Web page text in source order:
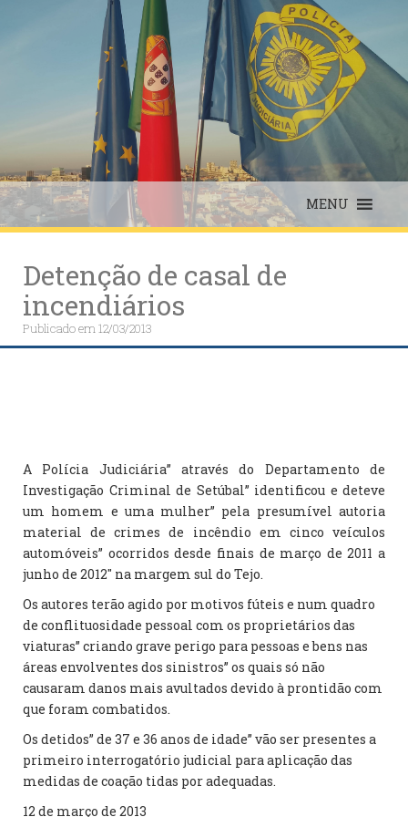
MENU
Detenção de casal de
incendiários
Publicado em12/03/2013
A Polícia Judiciária” através do Departamento de
Investigação Criminal de Setúbal” identificou e deteve
um homem e uma mulher” pela presumível autoria
material de crimes de incêndio em cinco veículos
automóveis” ocorridos desde finais de março de 2011 a
junho de 2012″ na margem sul do Tejo.
Os autores terão agido por motivos fúteis e num quadro
de conflituosidade pessoal com os proprietários das
viaturas” criando grave perigo para pessoas e bens nas
áreas envolventes dos sinistros” os quais só não
causaram danos mais avultados devido à prontidão com
que foram combatidos.
Os detidos” de 37 e 36 anos de idade” vão ser presentes a
primeiro interrogatório judicial para aplicação das
medidas de coação tidas por adequadas.
12 de março de 2013